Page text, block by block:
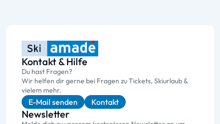
Kontakt & Hilfe
Du hast Fragen?
Wir helfen dir gerne bei Fragen zu Tickets, Skiurlaub &
vielem mehr.
E-Mail senden Kontakt
Newsletter